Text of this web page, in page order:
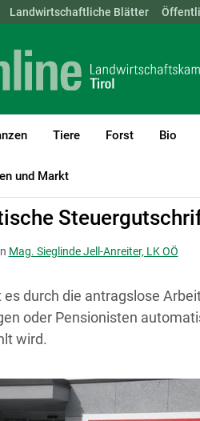
ÖSTERREICH BGLD
Landwirtschaftliche Blätter
Tiere Forst Bio
und Markt
Steuer Steuer
Mag. Sieglinde Jell-Anreiter, LK OÖ
es durch die antragslose
oder Pensionisten
wird.